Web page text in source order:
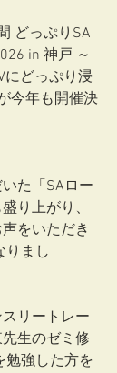
どっぷりSA
in 神戸 ～
にどっぷり浸
今年も開催決
た「SAロー
り上がり、
をいただき
りまし
リートレー
生のゼミ修
勉強した方を